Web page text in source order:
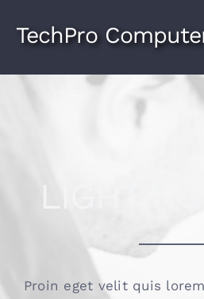
TechPro
Proin eget velit quis